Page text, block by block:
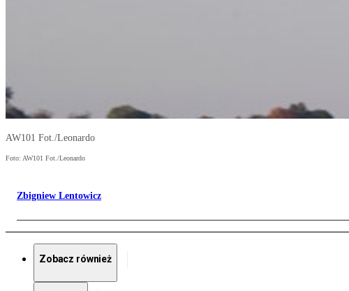
AW101 Fot./Leonardo
Foto: AW101 Fot./Leonardo
Zbigniew Lentowicz
Zobacz również